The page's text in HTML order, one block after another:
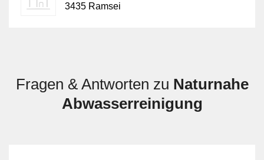
Unterschied: Dort steht die Aufbereitung von Wasser
für eine definierte Nutzung im Vordergrund, nicht die
3435 Ramsei
Fragen & Antworten zu Naturnahe
Abwasserreinigung